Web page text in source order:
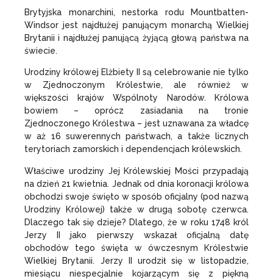
Brytyjska monarchini, nestorka rodu Mountbatten-
Windsor jest najdłużej panującym monarchą Wielkiej
Brytanii i najdłużej panującą żyjącą głową państwa na
świecie.
Urodziny królowej Elżbiety II są celebrowanie nie tylko
w Zjednoczonym Królestwie, ale również w
większości krajów Wspólnoty Narodów. Królowa
bowiem – oprócz zasiadania na tronie
Zjednoczonego Królestwa – jest uznawana za władcę
w aż 16 suwerennych państwach, a także licznych
terytoriach zamorskich i dependencjach królewskich.
Właściwe urodziny Jej Królewskiej Mości przypadają
na dzień 21 kwietnia. Jednak od dnia koronacji królowa
obchodzi swoje święto w sposób oficjalny (pod nazwą
Urodziny Królowej) także w drugą sobotę czerwca.
Dlaczego tak się dzieje? Dlatego, że w roku 1748 król
Jerzy II jako pierwszy wskazał oficjalną datę
obchodów tego święta w ówczesnym Królestwie
Wielkiej Brytanii. Jerzy II urodził się w listopadzie,
miesiącu niespecjalnie kojarzącym się z piękną